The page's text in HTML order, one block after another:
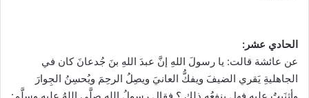
الحادي عشر:
عن عائشة قالت: يا رسولَ اللهِ إنَّ عبدَ اللهِ بنَ جُدعانَ كان في
الجاهليةِ يَقري الضيفَ ويفكُّ العانيَ ويصِلُ الرحِمَ ويُحسِنُ الجِوارَ